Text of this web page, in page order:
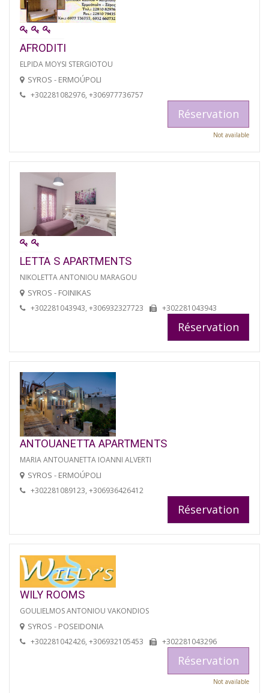
AFRODITI
ELPIDA MOYSI STERGIOTOU
SYROS - ERMOÚPOLI
+302281082976, +306977736757
Réservation
Not available
LETTA S APARTMENTS
NIKOLETTA ANTONIOU MARAGOU
SYROS - FOINIKAS
+302281043943, +306932327723 +302281043943
Réservation
ANTOUANETTA APARTMENTS
MARIA ANTOUANETTA IOANNI ALVERTI
SYROS - ERMOÚPOLI
+302281089123, +306936426412
Réservation
WILY ROOMS
GOULIELMOS ANTONIOU VAKONDIOS
SYROS - POSEIDONIA
+302281042426, +306932105453 +302281043296
Réservation
Not available